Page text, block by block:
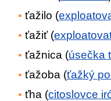
ťažilo (
ťažiť (
ťažnica (úsečka
ťažoba (ťažký
ťha (citoslovce